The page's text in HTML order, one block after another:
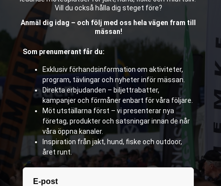
Vill du också hålla dig steget före?
Anmäl dig idag – och följ med oss hela vägen fram till
mässan!
E-post
Som prenumerant får du:
Exklusiv förhandsinformation om aktiviteter,
program, tävlingar och nyheter inför mässan.
Direkta erbjudanden – biljettrabatter,
kampanjer och förmåner enbart för våra följare.
Möt utställarna först – vi presenterar nya
företag, produkter och satsningar innan de når
våra öppna kanaler.
Inspiration från jakt, hund, fiske och outdoor,
året runt.